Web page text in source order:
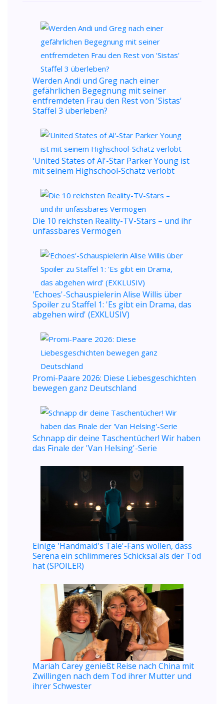
Werden Andi und Greg nach einer
gefährlichen Begegnung mit seiner
entfremdeten Frau den Rest von 'Sistas'
Staffel 3 überleben?
'United States of Al'-Star Parker Young ist
mit seinem Highschool-Schatz verlobt
Die 10 reichsten Reality-TV-Stars – und ihr
unfassbares Vermögen
'Echoes'-Schauspielerin Alise Willis über
Spoiler zu Staffel 1: 'Es gibt ein Drama, das
abgehen wird' (EXKLUSIV)
Promi-Paare 2026: Diese Liebesgeschichten
bewegen ganz Deutschland
Schnapp dir deine Taschentücher! Wir haben
das Finale der 'Van Helsing'-Serie
Einige 'Handmaid's Tale'-Fans wollen, dass
Serena ein schlimmeres Schicksal als der Tod
hat (SPOILER)
Mariah Carey genießt Reise nach China mit
Zwillingen nach dem Tod ihrer Mutter und
ihrer Schwester